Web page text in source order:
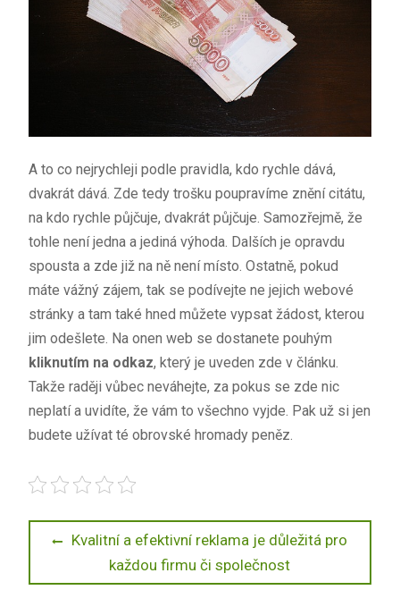
A to co nejrychleji podle pravidla, kdo rychle dává,
dvakrát dává. Zde tedy trošku poupravíme znění citátu,
na kdo rychle půjčuje, dvakrát půjčuje. Samozřejmě, že
tohle není jedna a jediná výhoda. Dalších je opravdu
spousta a zde již na ně není místo. Ostatně, pokud
máte vážný zájem, tak se podívejte ne jejich webové
stránky a tam také hned můžete vypsat žádost, kterou
jim odešlete. Na onen web se dostanete pouhým
kliknutím na odkaz, který je uveden zde v článku.
Takže raději vůbec neváhejte, za pokus se zde nic
neplatí a uvidíte, že vám to všechno vyjde. Pak už si jen
budete užívat té obrovské hromady peněz.
Navigace
Previous
Kvalitní a efektivní reklama je důležitá pro
každou firmu či společnost